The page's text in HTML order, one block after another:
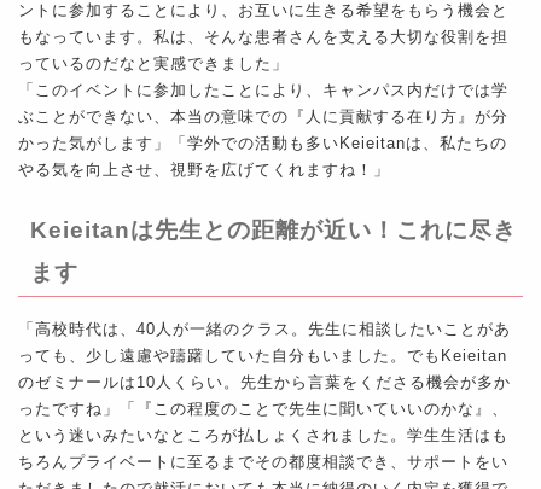
ントに参加することにより、お互いに生きる希望をもらう機会と
もなっています。私は、そんな患者さんを支える大切な役割を担
っているのだなと実感できました」
「このイベントに参加したことにより、キャンパス内だけでは学
ぶことができない、本当の意味での『人に貢献する在り方』が分
かった気がします」「学外での活動も多いKeieitanは、私たちの
やる気を向上させ、視野を広げてくれますね！」
Keieitanは先生との距離が近い！これに尽き
ます
「高校時代は、40人が一緒のクラス。先生に相談したいことがあ
っても、少し遠慮や躊躇していた自分もいました。でもKeieitan
のゼミナールは10人くらい。先生から言葉をくださる機会が多か
ったですね」「『この程度のことで先生に聞いていいのかな』、
という迷いみたいなところが払しょくされました。学生生活はも
ちろんプライベートに至るまでその都度相談でき、サポートをい